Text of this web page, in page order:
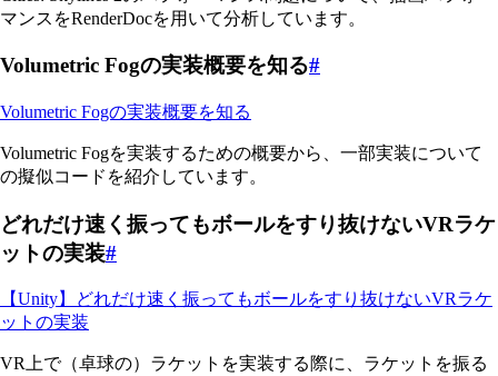
マンスをRenderDocを用いて分析しています。
Volumetric Fogの実装概要を知る#
Volumetric Fogの実装概要を知る
Volumetric Fogを実装するための概要から、一部実装について
の擬似コードを紹介しています。
どれだけ速く振ってもボールをすり抜けないVRラケ
ットの実装#
【Unity】どれだけ速く振ってもボールをすり抜けないVRラケ
ットの実装
VR上で（卓球の）ラケットを実装する際に、ラケットを振る